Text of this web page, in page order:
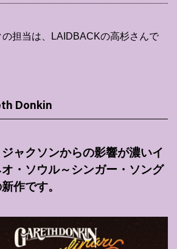
の担当は、LAIDBACKの高杉さんで
Donkin
ャクソンからの影響が濃いイ
・ソウル～シンガー・ソング
作です。